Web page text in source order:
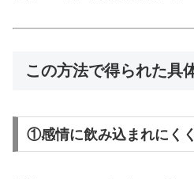
この方法で得られた具
①感情に飲み込まれにく